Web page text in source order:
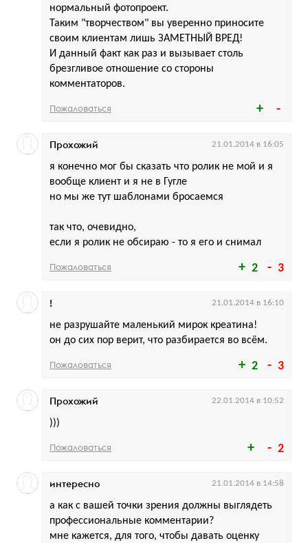
нормальный фотопроект.
Таким "творчеством" вы уверенно приносите
своим клиентам лишь ЗАМЕТНЫЙ ВРЕД!
И данный факт как раз и вызывает столь
брезгливое отношение со стороны
комментаторов.
Пожаловаться
2 3
я конечно мог бы сказать что ролик не мой и я
вообще клиент и я не в Гугле
но мы же тут шаблонами бросаемся
так что, очевидно,
если я ролик не обсираю - то я его и снимал
Прохожий 21.01.2014 в 16:05
Пожаловаться
2 3
не разрушайте маленький мирок креатина!
он до сих пор верит, что разбирается во всём.
! 21.01.2014 в 16:10
Пожаловаться
2
)))
Прохожий 22.01.2014 в 10:52
Пожаловаться
а как с вашей точки зрения должны выглядеть
профессиональные комментарии?
мне кажется, для того, чтобы давать оценку
интересно 21.01.2014 в 14:58